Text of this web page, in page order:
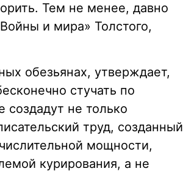
Тем не менее, давно
и мира» Толстого,
обезьянах, утверждает,
стучать по
не только
труд, созданный
мощности,
курирования, а не